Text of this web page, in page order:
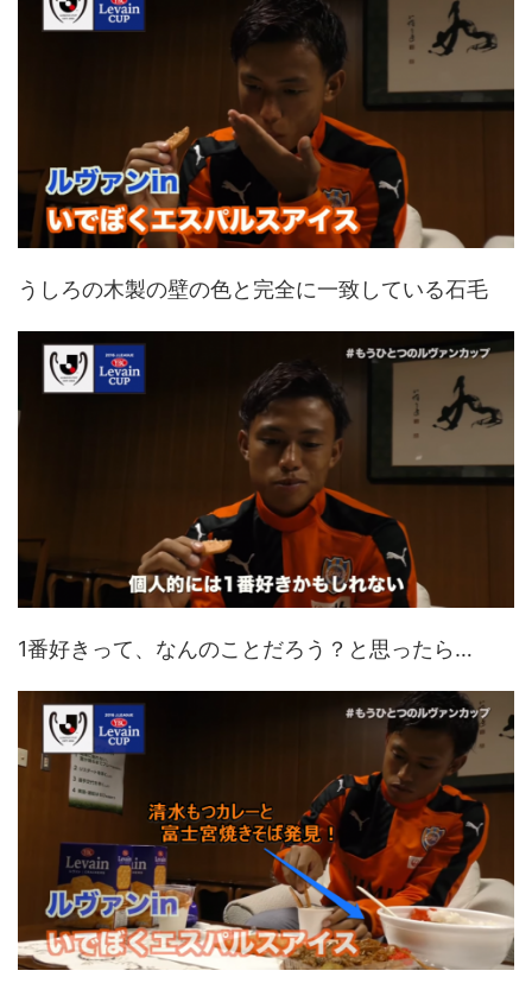
うしろの木製の壁の色と完全に一致している石毛
1番好きって、なんのことだろう？と思ったら…